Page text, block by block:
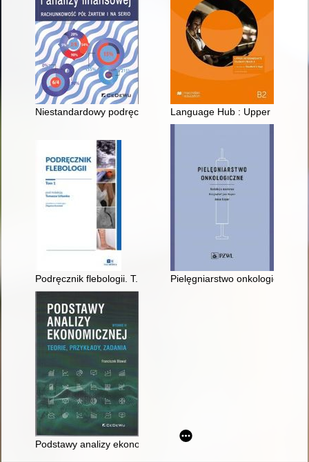
Niestandardowy podręcznik do sprawozdawczości i analizy
Language Hub : Upper
Podręcznik flebologii. T. 1 Pielęgniarstwo onkologiczne
Podstawy analizy ekonomicznej : teorie, przykłady, zadania